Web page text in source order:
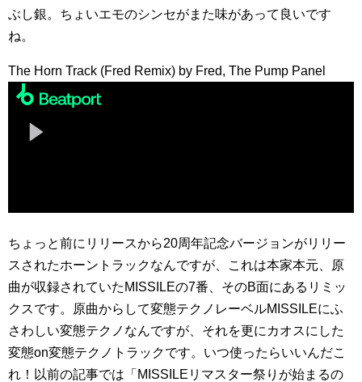
ぶし銀。ちょいエモのシンセがまた味があって良いです
ね。
The Horn Track (Fred Remix) by Fred, The Pump Panel
ちょっと前にリリースから20周年記念バージョンがリリー
スされたホーントラックなんですが、これは本家本元、原
曲が収録されていたMISSILEの7番、そのB面にあるリミッ
クスです。原曲からして変態テクノレーベルMISSILEにふ
さわしい変態テクノなんですが、それを更にカオスにした
変態on変態テクノトラックです。いつ使ったらいいんだこ
れ！以前の記事では「MISSILEリマスター祭りが始まるの